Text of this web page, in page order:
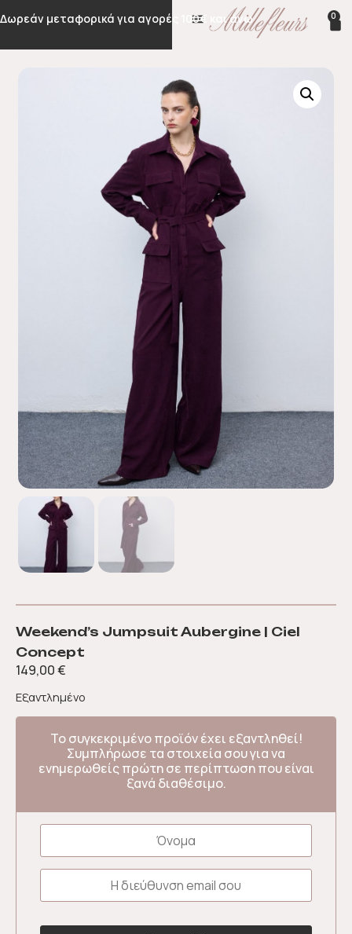
Δωρεάν μεταφορικά για αγορές 100€ και άνω 0
Weekend’s Jumpsuit Aubergine | Ciel
Concept
149,00€
Εξαντλημένο
Το συγκεκριμένο προϊόν έχει εξαντληθεί!
Συμπλήρωσε τα στοιχεία σου για να
ενημερωθείς πρώτη σε περίπτωση που είναι
ξανά διαθέσιμο.